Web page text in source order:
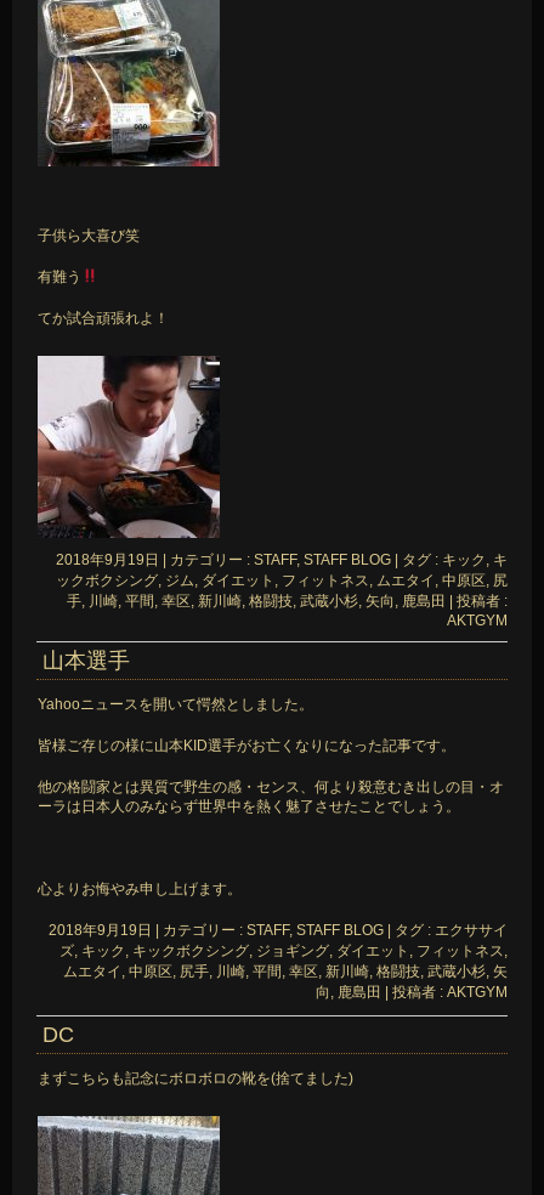
子供ら大喜び笑
有難う
てか試合頑張れよ！
2018年9月19日 カテゴリー : STAFF, STAFF BLOG タグ : キック , キ
ックボクシング, ジム, ダイエット , フィットネス, ムエタイ , 中原区, 尻
手, 川崎, 平間 , 幸区, 新川崎, 格闘技, 武蔵小杉, 矢向 , 鹿島田
投稿者 :
AKTGYM
山本選手
Yahooニュースを開いて愕然としました。
皆様ご存じの様に山本KID選手がお亡くなりになった記事です。
他の格闘家とは異質で野生の感・センス、何より殺意むき出しの目・オ
ーラは日本人のみならず世界中を熱く魅了させたことでしょう。
心よりお悔やみ申し上げます。
2018年9月19日 カテゴリー : STAFF, STAFF BLOG タグ : エクササイ
ズ, キック , キックボクシング, ジョギング, ダイエット , フィットネス,
ムエタイ , 中原区, 尻手, 川崎, 平間 , 幸区, 新川崎, 格闘技, 武蔵小杉, 矢
向 , 鹿島田 投稿者 : AKTGYM
DC
まずこちらも記念にボロボロの靴を(捨てました)